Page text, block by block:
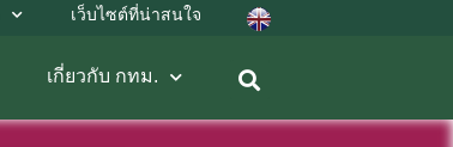
เว็บไซต์ที่น่าสนใจ
เกี่ยวกับ กทม.